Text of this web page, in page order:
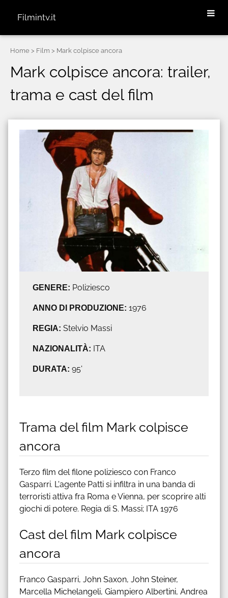
Filmintv.it
Home > Film > Mark colpisce ancora
Mark colpisce ancora: trailer,
trama e cast del film
GENERE: Poliziesco
ANNO DI PRODUZIONE: 1976
REGIA: Stelvio Massi
NAZIONALITÀ: ITA
DURATA: 95'
Trama del film Mark colpisce
ancora
Terzo film del filone poliziesco con Franco
Gasparri. L'agente Patti si infiltra in una banda di
terroristi attiva fra Roma e Vienna, per scoprire alti
giochi di potere. Regia di S. Massi; ITA 1976
Cast del film Mark colpisce
ancora
Franco Gasparri, John Saxon, John Steiner,
Marcella Michelangeli, Giampiero Albertini, Andrea